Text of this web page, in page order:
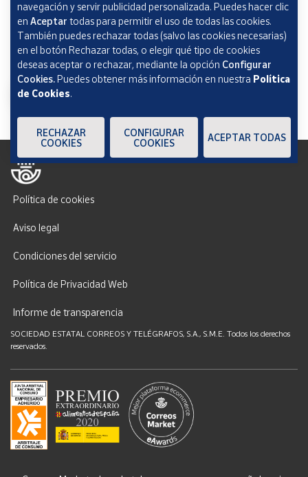
Correos Market
Política de cookies
Aviso legal
Condiciones del servicio
Política de Privacidad Web
Informe de transparencia
SOCIEDAD ESTATAL CORREOS Y TELÉGRAFOS, S.A., S.M.E. Todos los derechos
reservados.
navegación y servir publicidad personalizada. Puedes hacer clic
en Aceptar todas para permitir el uso de todas las cookies.
También puedes rechazar todas (salvo las cookies necesarias)
en el botón Rechazar todas, o elegir qué tipo de cookies
deseas aceptar o rechazar, mediante la opción Configurar
Cookies.Puedes obtener más información en nuestra Política
de Cookies.
RECHAZAR
COOKIES
CONFIGURAR
COOKIES
ACEPTAR TODAS